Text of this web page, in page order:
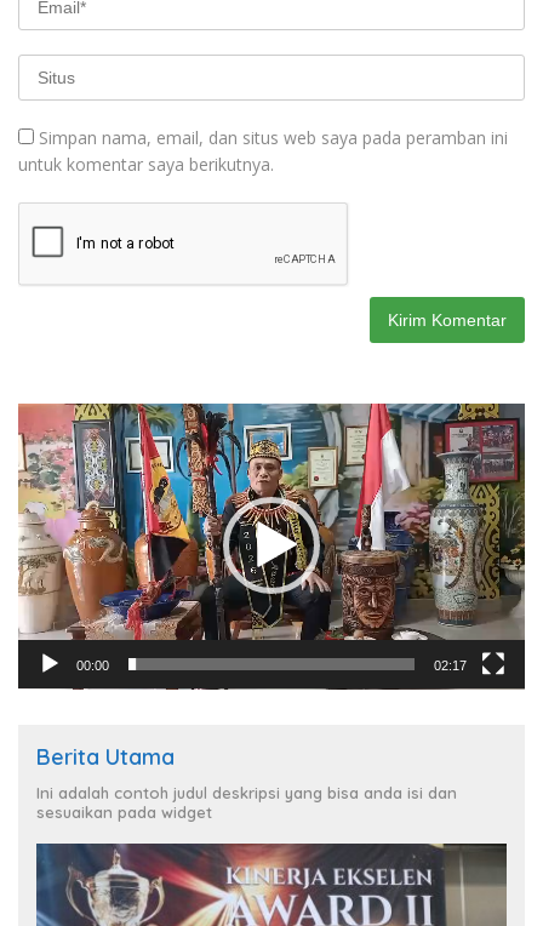
Simpan nama, email, dan situs web saya pada peramban ini
untuk komentar saya berikutnya.
Pemutar
Video
00:00 02:17
Berita Utama
Ini adalah contoh judul deskripsi yang bisa anda isi dan
sesuaikan pada widget